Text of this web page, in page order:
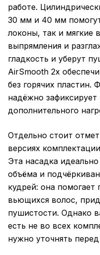
работе.
30 мм и 40 мм
локоны, так и мягкие
выпрямления и
гладкость и уберут
AirSmooth 2x
без горячих пластин.
надёжно зафиксирует
дополнительного
Отдельно стоит
версиях
Эта насадка
объёма и
кудрей: она помогает
вьющихся волос,
пушистости. Однако
есть не во всех
нужно уточнять